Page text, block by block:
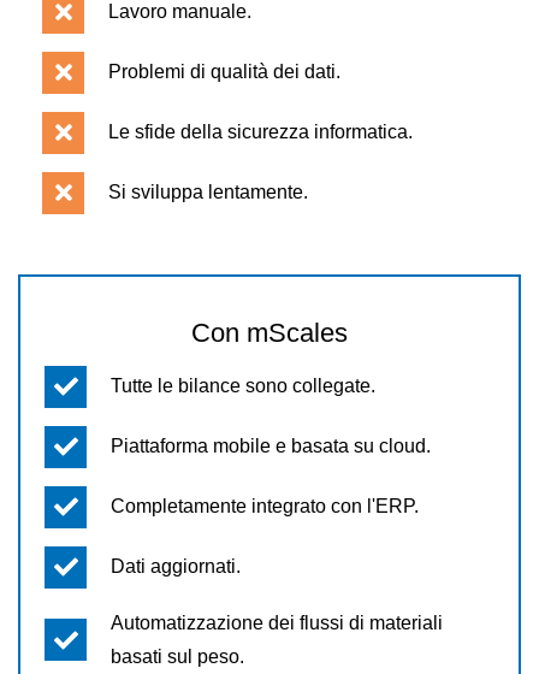
Lavoro manuale.
Problemi di qualità dei dati.
Le sfide della sicurezza informatica.
Si sviluppa lentamente.
Con mScales
Tutte le bilance sono collegate.
Piattaforma mobile e basata su cloud.
Completamente integrato con l'ERP.
Dati aggiornati.
Automatizzazione dei flussi di materiali
basati sul peso.